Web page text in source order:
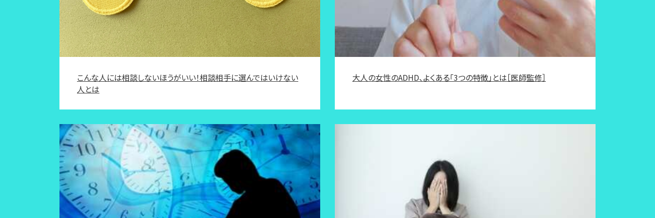
こんな人には相談しないほうがいい！相談相手に選んではいけない
人とは
大人の女性のADHD、よくある「3つの特徴」とは［医師監修］